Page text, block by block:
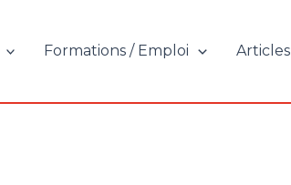
Formations / Emploi Articles